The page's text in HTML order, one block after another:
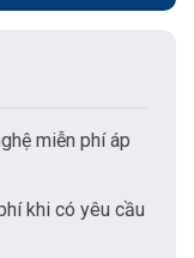
miễn phí áp
khi có yêu cầu